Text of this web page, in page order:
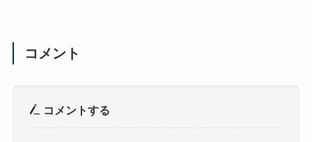
コメント
コメントする